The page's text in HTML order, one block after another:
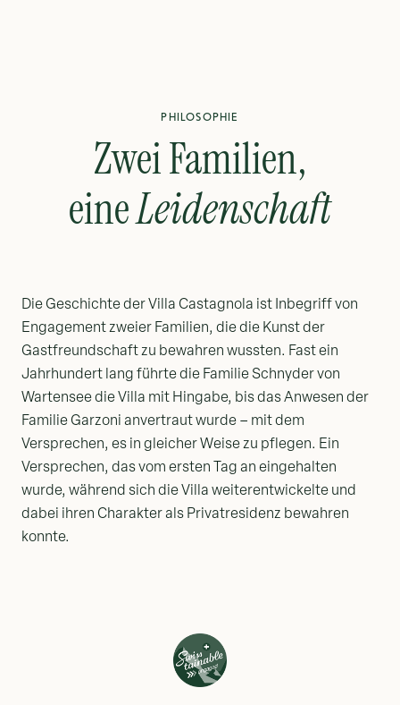
PHILOSOPHIE
Zwei Familien,
eineLeidenschaft
Die Geschichte der Villa Castagnola ist Inbegriff von
Engagement zweier Familien, die die Kunst der
Gastfreundschaft zu bewahren wussten. Fast ein
Jahrhundert lang führte die Familie Schnyder von
Wartensee die Villa mit Hingabe, bis das Anwesen der
Familie Garzoni anvertraut wurde – mit dem
Versprechen, es in gleicher Weise zu pflegen. Ein
Versprechen, das vom ersten Tag an eingehalten
wurde, während sich die Villa weiterentwickelte und
dabei ihren Charakter als Privatresidenz bewahren
konnte.